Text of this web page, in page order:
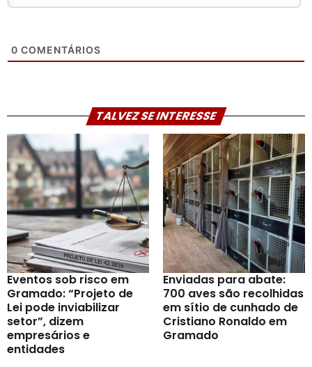
0 COMENTÁRIOS
TALVEZ SE INTERESSE
Eventos sob risco em
Gramado: “Projeto de
Lei pode inviabilizar
setor”, dizem
empresários e
entidades
Enviadas para abate:
700 aves são recolhidas
em sítio de cunhado de
Cristiano Ronaldo em
Gramado